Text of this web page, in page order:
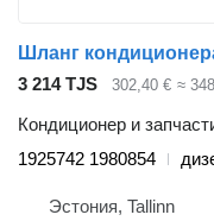
3 214 TJS 302,40 € ≈
Кондиционер и
1925742 1980854
Эстония, Tallinn